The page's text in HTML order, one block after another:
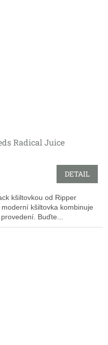
Radical Juice
DETAIL
kšiltovkou od Ripper
kšiltovka kombinuje
Buďte...